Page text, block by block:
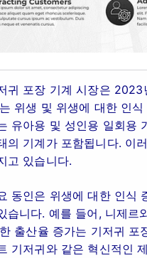
귀 포장 기계 시장은
위생 및 위생에 대한 인
유아용 및 성인용 일회용
의 기계가 포함됩니다. 이
고 있습니다.
동인은 위생에 대한 인식
습니다. 예를 들어, 니제르
출산율 증가는 기저귀 포
기저귀와 같은 혁신적인